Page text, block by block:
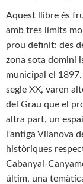
Aquest llibre és
amb tres límits
prou definit: des
zona sota domini
municipal el
segle XX, varen
del Grau que el
altra part, un
l'antiga Vilanova
històriques
Cabanyal-
últim, una